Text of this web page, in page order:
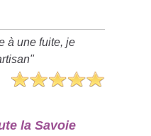
à une fuite, je
la Savoie